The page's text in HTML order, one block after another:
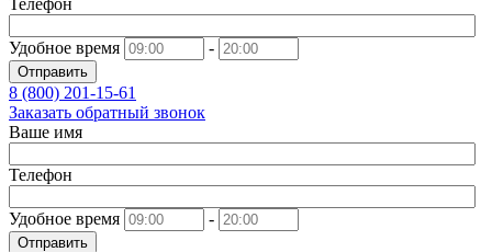
Телефон
Удобное время -
Отправить
8 (800) 201-15-61
Заказать обратный звонок
Ваше имя
Телефон
Удобное время -
Отправить